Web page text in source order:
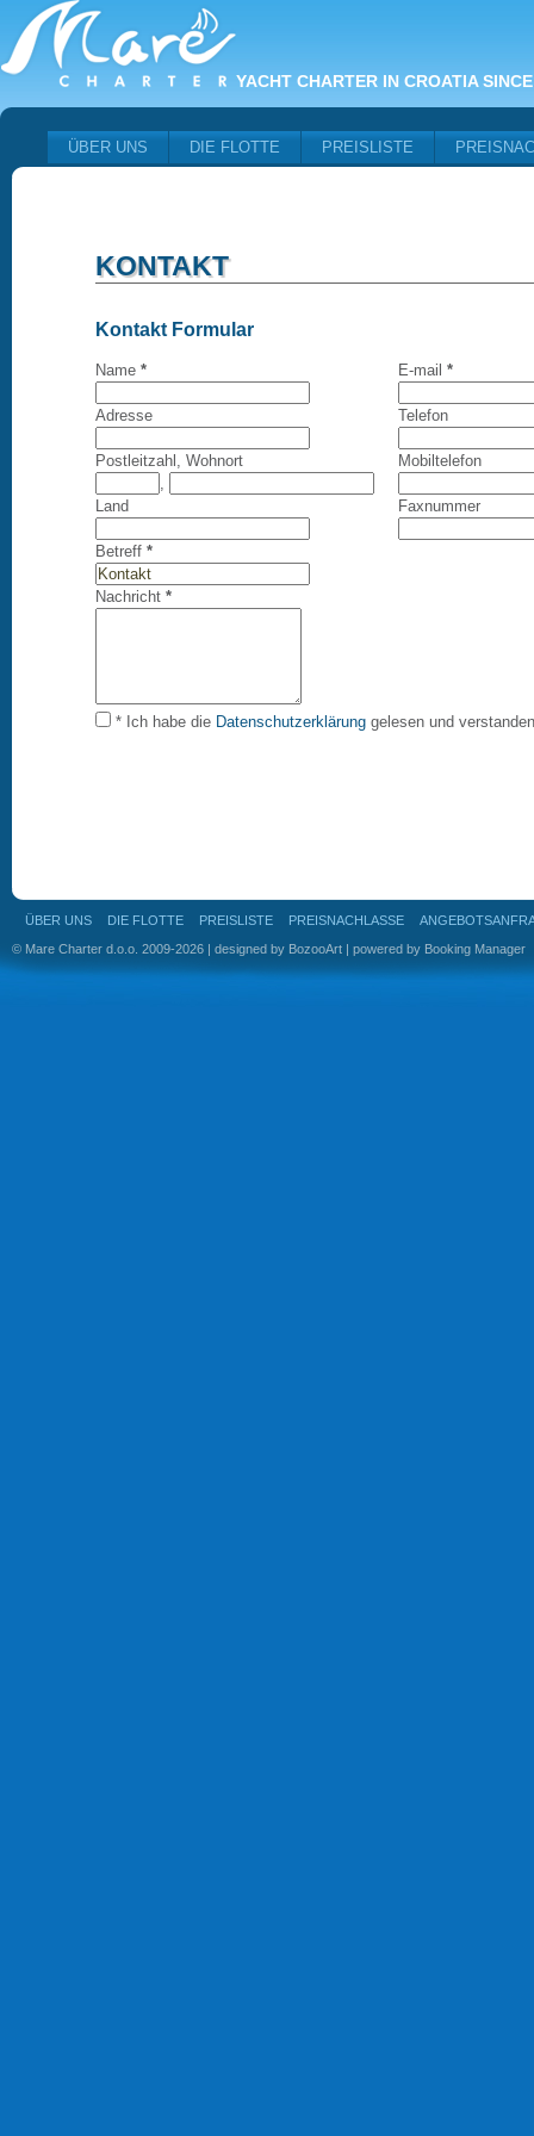
YACHT CHARTER IN CROATIA
ÜBER UNS DIE FLOTTE PREISLISTE
KONTAKT
Kontakt Formular
Name *
Adresse
Postleitzahl, Wohnort
,
Land
E-mail *
Telefon
Mobiltelefon
Faxnummer
Betreff *
Nachricht *
* Ich habe die Datenschutzerklärung gelesen und
ÜBER UNS DIE FLOTTE PREISLISTE PREISNACHLASSE
© Mare Charter d.o.o. 2009-2026 | designed by BozooArt | powered by Booking Manager